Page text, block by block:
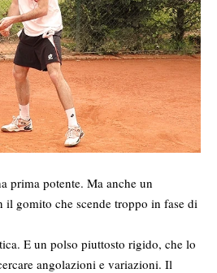
prima potente. Ma anche un
gomito che scende troppo in fase di
E un polso piuttosto rigido, che lo
angolazioni e variazioni. Il